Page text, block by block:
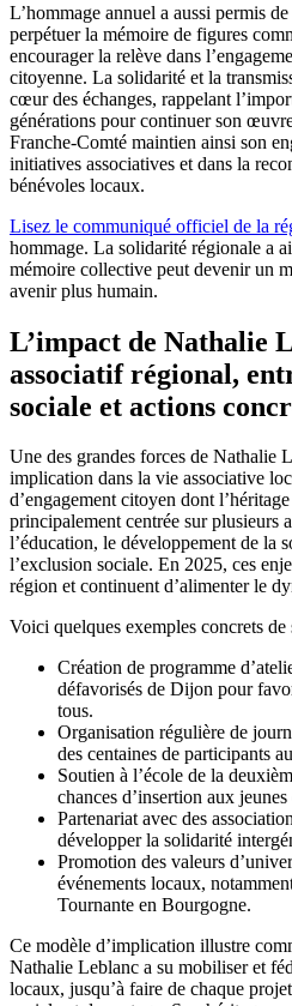
L’hommage annuel a aussi permis
perpétuer la mémoire de figures
encourager la relève dans
citoyenne. La solidarité et la
cœur des échanges, rappelant
générations pour continuer son
Franche-Comté maintien ainsi son
initiatives associatives et dans la
bénévoles locaux.
Lisez le communiqué officiel de la
hommage. La solidarité régionale a
mémoire collective peut devenir un
avenir plus humain.
L’impact de Nathalie
associatif régional,
sociale et actions
Une des grandes forces de Nathalie
implication dans la vie associative
d’engagement citoyen dont
principalement centrée sur plusieurs
l’éducation, le développement de la
l’exclusion sociale. En 2025, ces
région et continuent d’alimenter le
Voici quelques exemples concrets de
Création de programme
défavorisés de Dijon pour
tous.
Organisation régulière de
des centaines de participants
Soutien à l’école de la
chances d’insertion aux
Partenariat avec des
développer la solidarité
Promotion des valeurs
événements locaux,
Tournante en Bourgogne.
Ce modèle d’implication illustre
Nathalie Leblanc a su mobiliser et
locaux, jusqu’à faire de chaque